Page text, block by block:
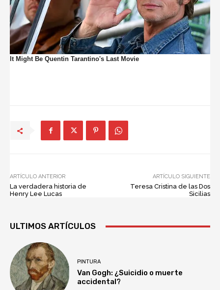
ARTÍCULO ANTERIOR
La verdadera historia de
Henry Lee Lucas
ARTÍCULO SIGUIENTE
Teresa Cristina de las Dos
Sicilias
ULTIMOS ARTÍCULOS
PINTURA
Van Gogh: ¿Suicidio o muerte
accidental?